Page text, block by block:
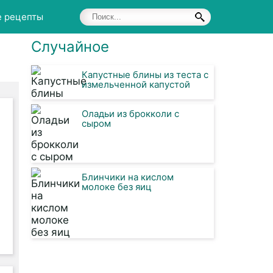
рецепты
Случайное
Капустные блины из теста с
измельченной капустой
Оладьи из брокколи с
сыром
Блинчики на кислом
молоке без яиц